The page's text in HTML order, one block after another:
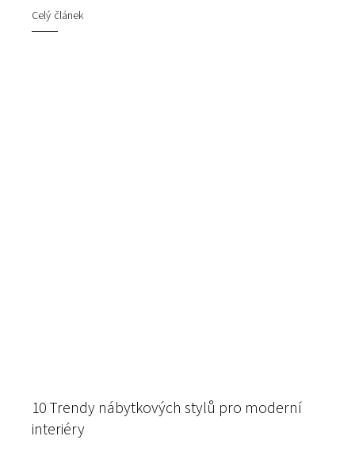
Celý článek
10 Trendy nábytkových stylů pro moderní
interiéry